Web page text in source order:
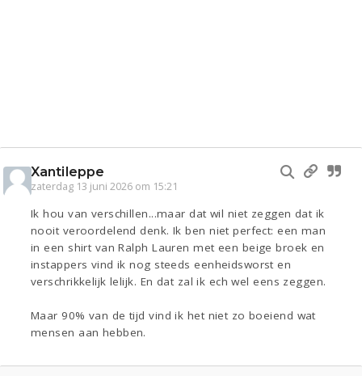
Xantileppe
zaterdag 13 juni 2026 om 15:21
Ik hou van verschillen...maar dat wil niet zeggen dat ik
nooit veroordelend denk. Ik ben niet perfect: een man
in een shirt van Ralph Lauren met een beige broek en
instappers vind ik nog steeds eenheidsworst en
verschrikkelijk lelijk. En dat zal ik ech wel eens zeggen.
Maar 90% van de tijd vind ik het niet zo boeiend wat
mensen aan hebben.